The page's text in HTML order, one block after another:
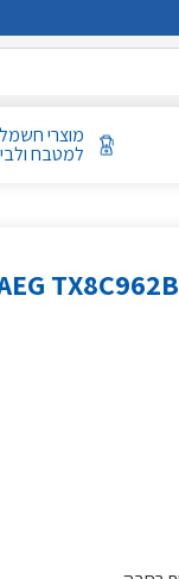
מוצרי חשמל
למטבח